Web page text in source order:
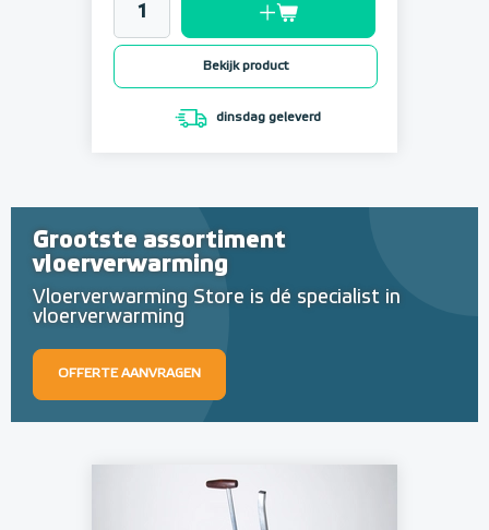
Bekijk product
dinsdag geleverd
Grootste assortiment
vloerverwarming
Vloerverwarming Store is dé specialist in
vloerverwarming
OFFERTE AANVRAGEN